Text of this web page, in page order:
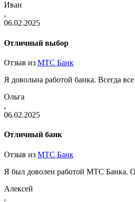
Иван
,
06.02.2025
Отличный выбор
Отзыв из МТС Банк
Я довольна работой банка. Всегда
Ольга
,
06.02.2025
Отличный банк
Отзыв из МТС Банк
Я был доволен работой МТС Банка.
Алексей
,